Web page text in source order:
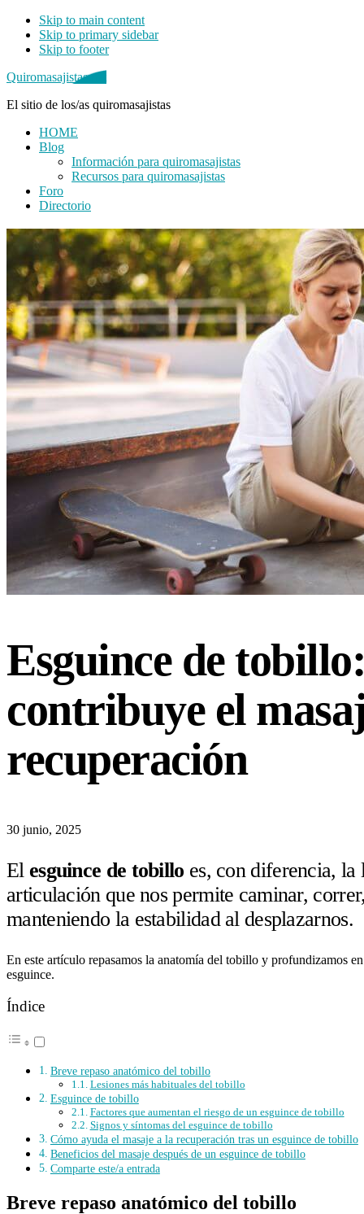
Skip to main content
Skip to primary sidebar
Skip to footer
Quiromasajistas.net
El sitio de los/as quiromasajistas
HOME
Blog
Información para quiromasajistas
Recursos para quiromasajistas
Foro
Directorio
Esguince de
contribuye el
recuperación
30 junio, 2025
El esguince de tobillo es, con diferencia, la
articulación que nos permite caminar,
manteniendo la estabilidad al desplazarnos.
En este artículo repasamos la anatomía del tobillo y profundizamos
esguince.
Índice
Breve repaso anatómico del tobillo
Lesiones más habituales del tobillo
Esguince de tobillo
Factores que aumentan el riesgo de un esguince de tobillo
Signos y síntomas del esguince de tobillo
Cómo ayuda el masaje a la recuperación tras un esguince de tobillo
Beneficios del masaje después de un esguince de tobillo
Comparte este/a entrada
Breve repaso anatómico del tobillo
Primary
Sidebar